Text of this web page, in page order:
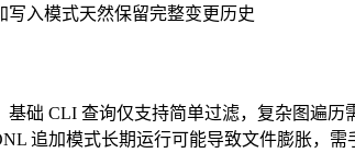
写入模式天然保留完整变更历史
基础 CLI 查询仅支持简单过滤，复杂图遍历
追加模式长期运行可能导致文件膨胀，需